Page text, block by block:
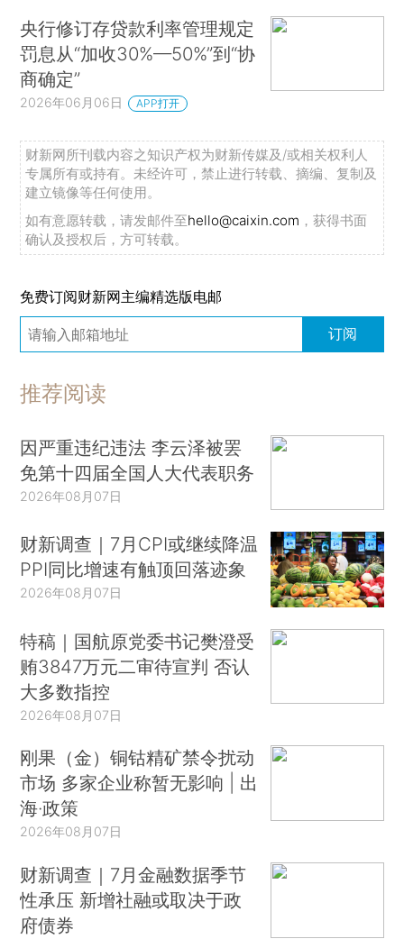
央行修订存贷款利率管理规定
罚息从“加收30%—50%”到“协
商确定”
2026年06月06日 APP打开
财新网所刊载内容之知识产权为财新传媒及/或相关权利人
专属所有或持有。未经许可，禁止进行转载、摘编、复制及
建立镜像等任何使用。
如有意愿转载，请发邮件至hello@caixin.com ，获得书面
确认及授权后，方可转载。
免费订阅财新网主编精选版电邮
订阅
推荐阅读
因严重违纪违法 李云泽被罢
免第十四届全国人大代表职务
2026年08月07日
财新调查｜7月CPI或继续降温
PPI同比增速有触顶回落迹象
2026年08月07日
特稿｜国航原党委书记樊澄受
贿3847万元二审待宣判 否认
大多数指控
2026年08月07日
刚果（金）铜钴精矿禁令扰动
市场 多家企业称暂无影响 | 出
海·政策
2026年08月07日
财新调查｜7月金融数据季节
性承压 新增社融或取决于政
府债券